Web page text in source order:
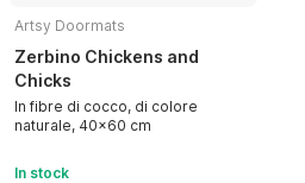
Artsy Doormats
Zerbino Chickens and
Chicks
In fibre di cocco, di colore
naturale, 40x60 cm
In stock